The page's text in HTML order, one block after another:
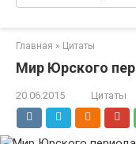
Главная » Цитаты
Мир Юрского
20.06.2015 Цитаты